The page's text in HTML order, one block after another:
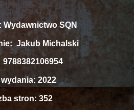
Wydawnictwo SQN
Jakub Michalski
9788382106954
wydania: 2022
stron: 352